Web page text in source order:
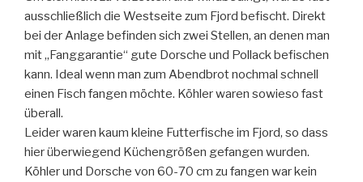
ausschließlich die Westseite zum Fjord befischt. Direkt
bei der Anlage befinden sich zwei Stellen, an denen man
mit „Fanggarantie“ gute Dorsche und Pollack befischen
kann. Ideal wenn man zum Abendbrot nochmal schnell
einen Fisch fangen möchte. Köhler waren sowieso fast
überall.
Leider waren kaum kleine Futterfische im Fjord, so dass
hier überwiegend Küchengrößen gefangen wurden.
Köhler und Dorsche von 60-70 cm zu fangen war kein